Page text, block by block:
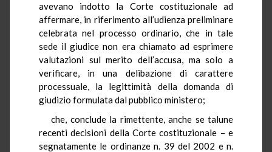
avevano indotto la Corte costituzionale ad
affermare, in riferimento all’udienza preliminare
celebrata nel processo ordinario, che in tale
sede il giudice non era chiamato ad esprimere
valutazioni sul merito dell’accusa, ma solo a
verificare, in una delibazione di carattere
processuale, la legittimità della domanda di
giudizio formulata dal pubblico ministero;
che, conclude la rimettente, anche se talune
recenti decisioni della Corte costituzionale – e
segnatamente le ordinanze n. 39 del 2002 e n.